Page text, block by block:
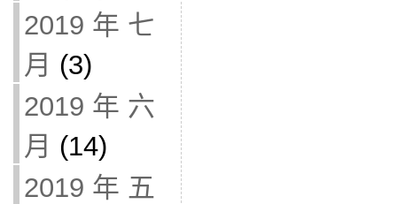
2019 年 七
月 (3)
2019 年 六
月 (14)
2019 年 五